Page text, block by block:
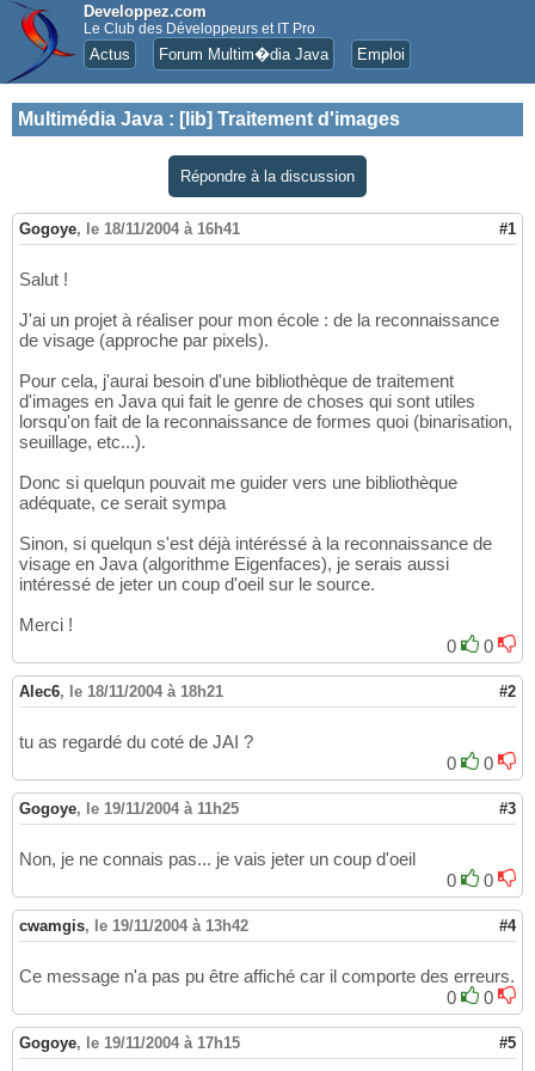
Developpez.com
Le Club des Développeurs et IT Pro
Actus Forum Multim�dia Java Emploi
Multimédia Java : [lib] Traitement d'images
Répondre à la discussion
Gogoye, le 18/11/2004 à 16h41 #1
Salut !
J'ai un projet à réaliser pour mon école : de la reconnaissance
de visage (approche par pixels).
Pour cela, j'aurai besoin d'une bibliothèque de traitement
d'images en Java qui fait le genre de choses qui sont utiles
lorsqu'on fait de la reconnaissance de formes quoi (binarisation,
seuillage, etc...).
Donc si quelqun pouvait me guider vers une bibliothèque
adéquate, ce serait sympa
Sinon, si quelqun s'est déjà intéréssé à la reconnaissance de
visage en Java (algorithme Eigenfaces), je serais aussi
intéressé de jeter un coup d'oeil sur le source.
Merci !
0
0
Alec6, le 18/11/2004 à 18h21 #2
tu as regardé du coté de JAI ?
0
0
Gogoye, le 19/11/2004 à 11h25 #3
Non, je ne connais pas... je vais jeter un coup d'oeil
0
0
cwamgis, le 19/11/2004 à 13h42 #4
Ce message n'a pas pu être affiché car il comporte des erreurs.
0
0
Gogoye, le 19/11/2004 à 17h15 #5